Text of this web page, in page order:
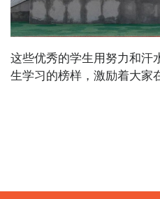
这些优秀的学生用努力和汗
生学习的榜样，激励着大家